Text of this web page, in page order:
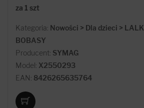
za 1 szt
Kategoria: Nowości > Dla dzieci >
BOBASY
Producent: SYMAG
Model: X2550293
EAN: 8426265635764